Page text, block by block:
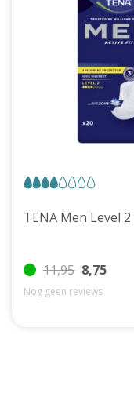
11,95 8,75
Nog geen reviews